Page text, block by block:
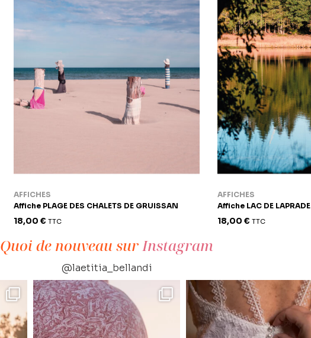
AFFICHES
Affiche PLAGE DES CHALETS DE GRUISSAN
18,00€ TTC
AFFICHES
Affiche LAC DE LAPRADE
18,00 € TTC
Quoi de nouveau surInstagram
@laetitia_bellandi